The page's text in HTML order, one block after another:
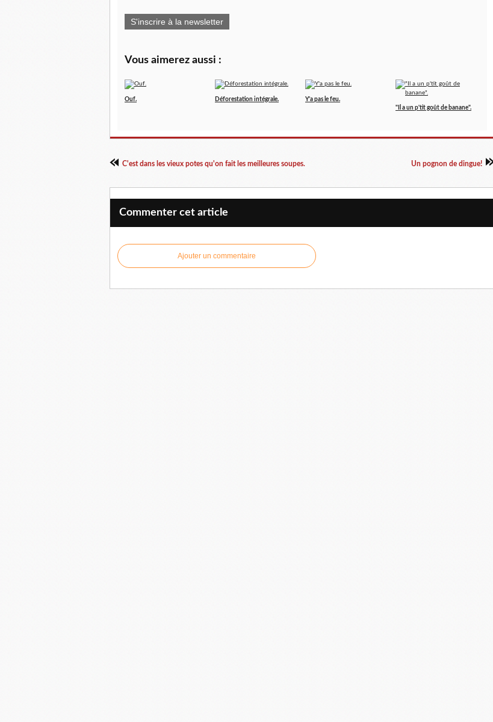
S'inscrire à la newsletter
Vous aimerez aussi :
Ouf. Déforestation intégrale.
Y'a pas le feu.
"Il a un p'tit goût de banane".
C'est dans les vieux potes qu'on fait les meilleures soupes. Un pognon de dingue!
Commenter cet article
Ajouter un commentaire